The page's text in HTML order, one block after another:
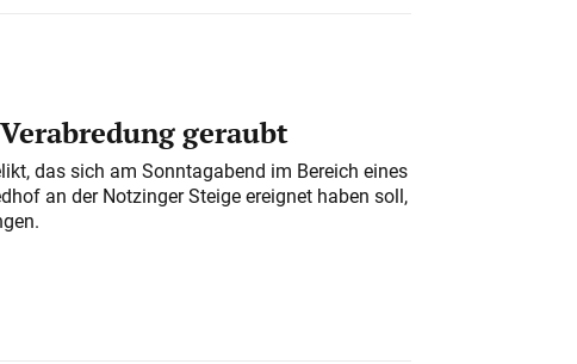
geraubt
das sich am Sonntagabend im Bereich eines
an der Notzinger Steige ereignet haben soll,